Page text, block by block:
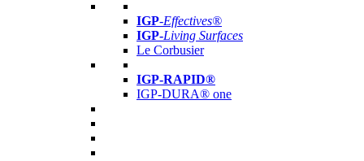
IGP-Effectives®
IGP-Living Surfaces
Le Corbusier
IGP-RAPID®
IGP-DURA® one